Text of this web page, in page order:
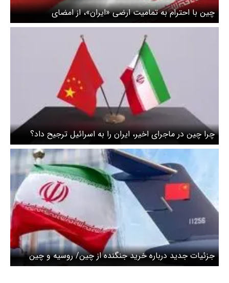
چین با احترام به تمامیت ارضی «ایران»، از امضای
قراردادهای شیطنت‌آمیز خودداری کند
چرا چین در ماجرای اخیر، ایران را به اسرائیل ترجیح داد؟
جزئیات جدید درباره خرید جنگنده از چین/ روسیه و چین
پشت ایران را خالی کردند؟ + ویدئو و تصاویر